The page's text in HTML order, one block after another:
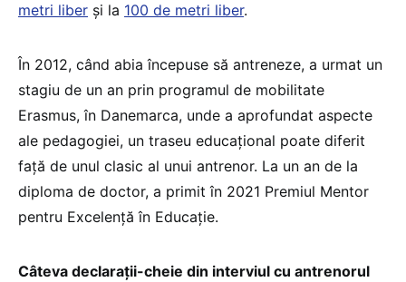
metri liber și la 100 de metri liber.
În 2012, când abia începuse să antreneze, a urmat un
stagiu de un an prin programul de mobilitate
Erasmus, în Danemarca, unde a aprofundat aspecte
ale pedagogiei, un traseu educațional poate diferit
față de unul clasic al unui antrenor. La un an de la
diploma de doctor, a primit în 2021 Premiul Mentor
pentru Excelență în Educație.
Câteva declarații-cheie din interviul cu antrenorul